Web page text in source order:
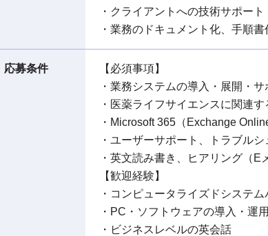
・クライアントへの技術サポー
・業務のドキュメント化、手順
応募条件
【必須事項】
・業務システムの導入・展開・サ
・医薬ライフサイエンスに関連
・Microsoft 365（Exchange
・ユーザーサポート、トラブル
・英文読み書き、ヒアリング（E
【歓迎経験】
・コンピュータライズドシステ
・PC・ソフトウェアの導入・運
・ビジネスレベルの英会話